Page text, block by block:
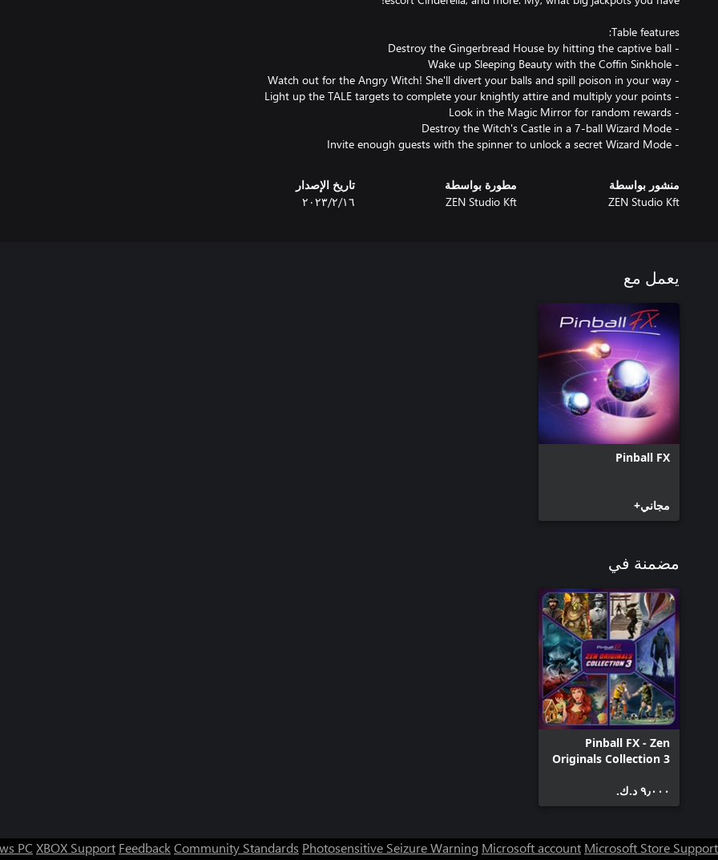
- Invite enough guests with the spinner to unlock a secret Wizard Mode
منشور بواسطة
ZEN Studio Kft
مطورة بواسطة
ZEN Studio Kft
تاريخ الإصدار
١٦‏/٢‏/٢٠٢٣
يعمل مع
Pinball FX
مجاني+
مضمنة في
Pinball FX - Zen
Originals Collection 3
٩٫٠٠٠ د.ك.‏
PC XBOX Support FeedbackCommunity Standards Photosensitive Seizure Warning Microsoft account Microsoft Store Support